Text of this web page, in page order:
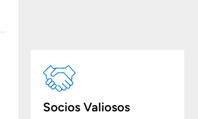
Socios Valiosos